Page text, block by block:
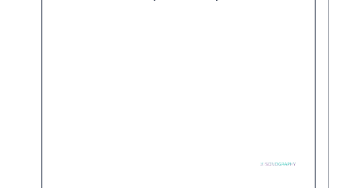
порекомендовать компанию для